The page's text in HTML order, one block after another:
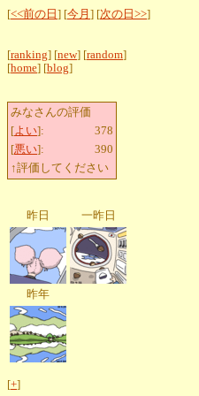
[<<前の日 ] [今月 ] [次の日>>]
[ranking] [new] [random]
[home] [blog]
みなさんの評価
[よい]:
378
[悪い]:
390
↑評価してください
昨日 一昨日
昨年
[+]